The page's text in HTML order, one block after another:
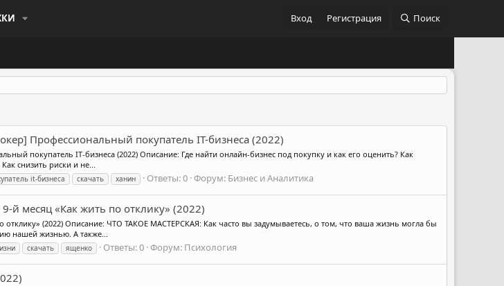
Вход Регистрация Поиск
Профессиональный покупатель IT-бизнеса (2022)
покупатель IT-бизнеса (2022) Описание: Где найти онлайн-бизнес под покупку и как его оценить? Как
снизить риски и не...
it-бизнеса скачать ханин Ответы: 0 Форум: Бизнес и Аналитика
й месяц «Как жить по отклику» (2022)
(2022) Описание: ЧТО ТАКОЕ МАСТЕРСКАЯ: Как часто вы задумываетесь, о том, что ваша жизнь могла бы
нашей жизнью. А также...
скачать ященко Ответы: 0 Форум: Психология